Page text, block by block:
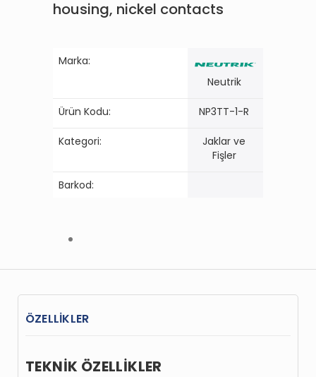
housing, nickel contacts
Marka:
Neutrik
Ürün Kodu: NP3TT-1-R
Kategori:
Jaklar ve
Fişler
Barkod:
ÖZELLİKLER
TEKNİK ÖZELLİKLER